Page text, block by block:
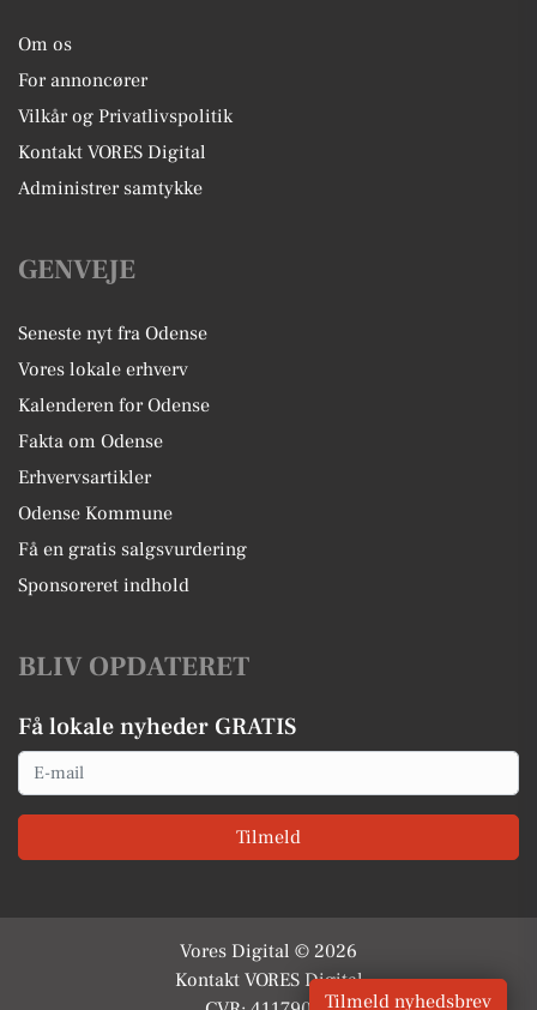
Om os
For annoncører
Vilkår og Privatlivspolitik
Kontakt VORES Digital
Administrer samtykke
GENVEJE
Seneste nyt fra Odense
Vores lokale erhverv
Kalenderen for Odense
Fakta om Odense
Erhvervsartikler
Odense Kommune
Få en gratis salgsvurdering
Sponsoreret indhold
BLIV OPDATERET
Få lokale nyheder GRATIS
Email
Tilmeld
Vores Digital © 2026
Kontakt VORES Digital
Tilmeld nyhedsbrev